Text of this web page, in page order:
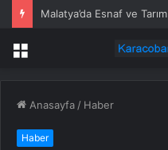
Malatya’da Esnaf ve
Menü
Anasayfa / Haber
Haber